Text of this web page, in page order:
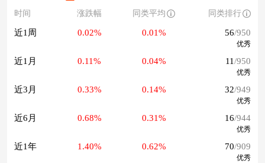
时间 涨跌幅 同类平均 同类排行
近1周 0.02% 0.01% 56/950
优秀
近1月 0.11% 0.04% 11/950
优秀
近3月 0.33% 0.14% 32/949
优秀
近6月 0.68% 0.31% 16/944
优秀
近1年 1.40% 0.62% 70/909
优秀